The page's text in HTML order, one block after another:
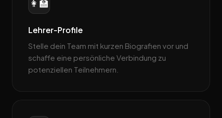
👩‍🏫
Lehrer-Profile
Stelle dein Team mit kurzen Biografien vor und
schaffe eine persönliche Verbindung zu
potenziellen Teilnehmern.